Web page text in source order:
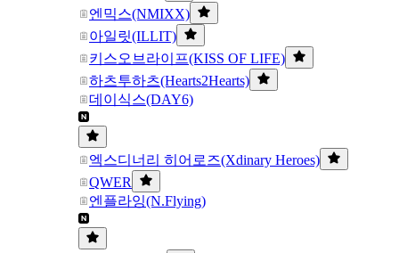
엔믹스(NMIXX)
아일릿(ILLIT)
키스오브라이프(KISS OF LIFE)
하츠투하츠(Hearts2Hearts)
데이식스(DAY6)
엑스디너리 히어로즈(Xdinary Heroes)
QWER
엔플라잉(N.Flying)